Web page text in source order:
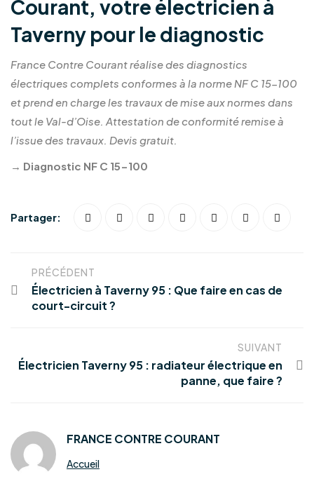
Courant, votre électricien à
Taverny pour le diagnostic
France Contre Courant réalise des diagnostics
électriques complets conformes à la norme NF C 15-100
et prend en charge les travaux de mise aux normes dans
tout le Val-d’Oise. Attestation de conformité remise à
l’issue des travaux. Devis gratuit.
→ Diagnostic NF C 15-100
Partager:
PRÉCÉDENT
Électricien à Taverny 95 : Que faire en cas de
court-circuit ?
SUIVANT
Électricien Taverny 95 : radiateur électrique en
panne, que faire ?
FRANCE CONTRE COURANT
Accueil